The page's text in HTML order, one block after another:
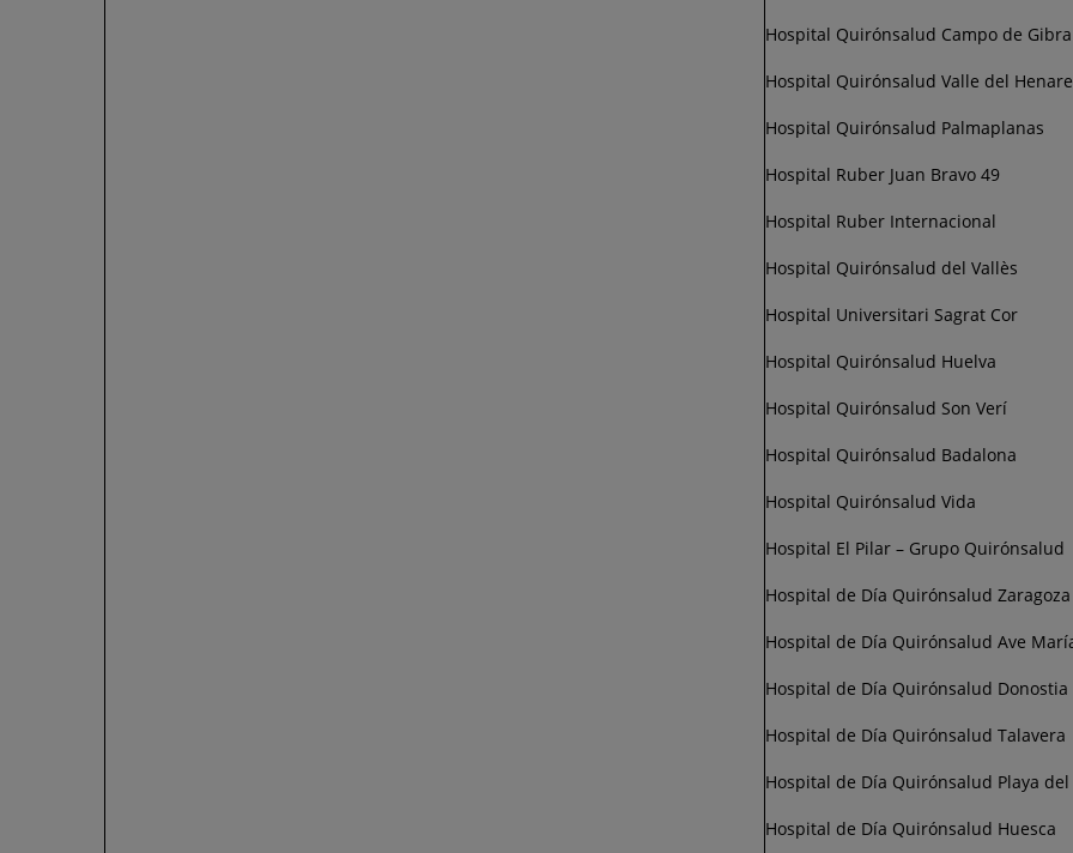
Hospital Quirónsalud Campo de
Hospital Quirónsalud Valle del
Hospital Quirónsalud Palmaplanas
Hospital Ruber Juan Bravo 49
Hospital Ruber Internacional
Hospital Quirónsalud del Vallès
Hospital Universitari Sagrat Cor
Hospital Quirónsalud Huelva
Hospital Quirónsalud Son Verí
Hospital Quirónsalud Badalona
Hospital Quirónsalud Vida
Hospital El Pilar – Grupo Quirónsalud
Hospital de Día Quirónsalud Zaragoza
Hospital de Día Quirónsalud Ave
Hospital de Día Quirónsalud Donostia
Hospital de Día Quirónsalud Talavera
Hospital de Día Quirónsalud Playa
Hospital de Día Quirónsalud Huesca